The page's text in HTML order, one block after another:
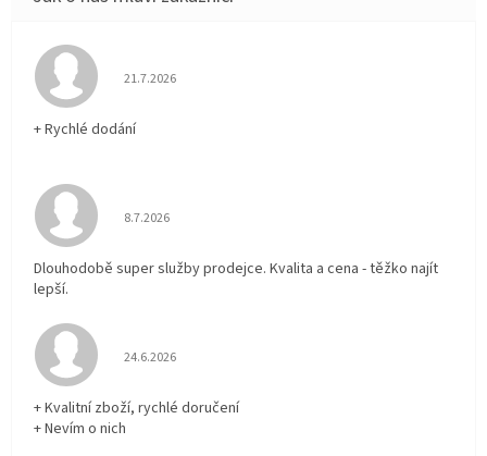
Hodnocení obchodu je 5 z 5 hvězdiček.
21.7.2026
+ Rychlé dodání
Hodnocení obchodu je 5 z 5 hvězdiček.
8.7.2026
Dlouhodobě super služby prodejce. Kvalita a cena - těžko najít
lepší.
Hodnocení obchodu je 5 z 5 hvězdiček.
24.6.2026
+ Kvalitní zboží, rychlé doručení
+ Nevím o nich